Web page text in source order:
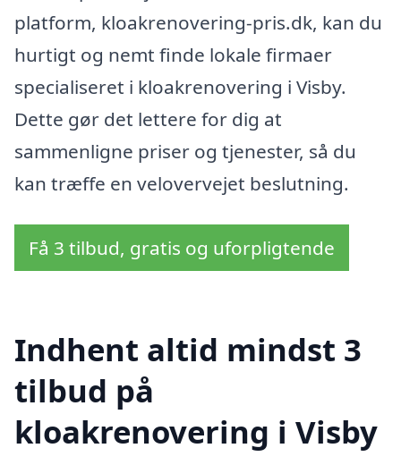
platform, kloakrenovering-pris.dk, kan du
hurtigt og nemt finde lokale firmaer
specialiseret i kloakrenovering i Visby.
Dette gør det lettere for dig at
sammenligne priser og tjenester, så du
kan træffe en velovervejet beslutning.
Få 3 tilbud, gratis og uforpligtende
Indhent altid mindst 3
tilbud på
kloakrenovering i Visby